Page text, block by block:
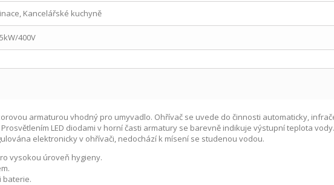
Kancelářské kuchyně
400V
armaturou vhodný pro umyvadlo. Ohřívač se uvede do činnosti automaticky,
LED diodami v horní časti armatury se barevně indikuje výstupní teplota
elektronicky v ohřívači, nedochází k mísení se studenou vodou.
vysokou úroveň hygieny.
baterie.